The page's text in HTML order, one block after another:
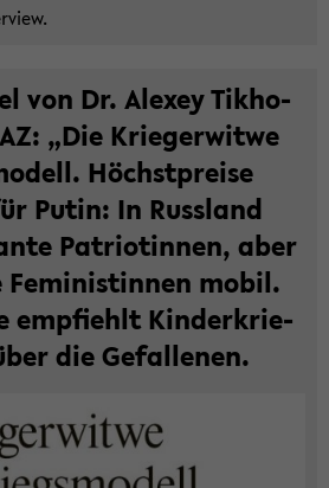
von Dr. Ale­xey Tik­ho­
„Die Krie­ger­wit­we
Höchst­prei­se
Putin: In Russ­land
Pa­trio­tin­nen, aber
mobil.
emp­fiehlt Kin­der­krie­
die Ge­fal­le­nen.